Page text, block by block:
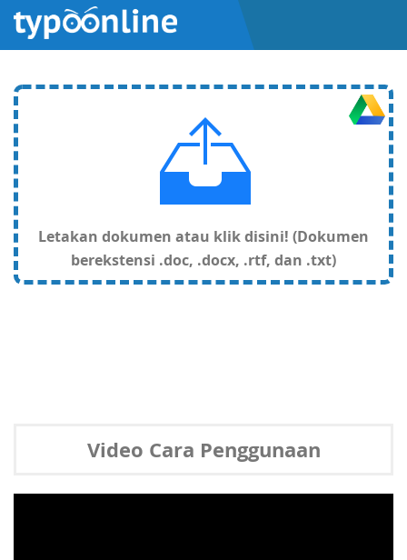
Letakan dokumen atau klik disini! (Dokumen
berekstensi .doc, .docx, .rtf, dan .txt)
Video Cara Penggunaan